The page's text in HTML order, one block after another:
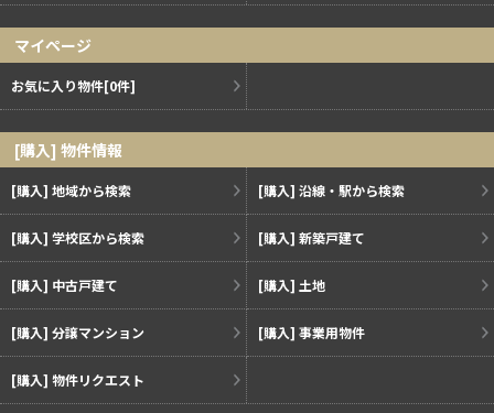
マイページ
お気に入り物件[0件]
[購入] 物件情報
[購入] 地域から検索 [購入] 沿線・駅から検索
[購入] 学校区から検索 [購入] 新築戸建て
[購入] 中古戸建て [購入] 土地
[購入] 分譲マンション [購入] 事業用物件
[購入] 物件リクエスト